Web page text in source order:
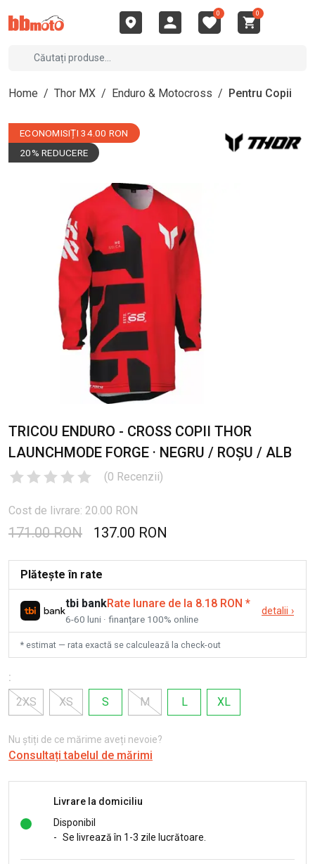
0 0
Home / Thor MX / Enduro & Motocross / Pentru Copii
ECONOMISIȚI 34.00 RON
20% REDUCERE
TRICOU ENDURO - CROSS COPII THOR
LAUNCHMODE FORGE · NEGRU / ROȘU / ALB
(0 Recenzii)
Cost de livrare: 20.00 RON
171.00 RON 137.00 RON
Plătește în rate
tbi bankRate lunare de la 8.18 RON *
6-60 luni · finanțare 100% online
detalii ›
* estimat — rata exactă se calculează la check-out
:
2XS
XS S M L XL
Nu știți de ce mărime aveți nevoie?
Consultați tabelul de mărimi
Livrare la domiciliu
Disponibil
- Se livrează în 1-3 zile lucrătoare.